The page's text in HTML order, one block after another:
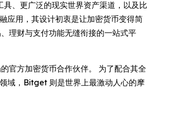
、更广泛的现实世界资产渠道，以及比
应用，其设计初衷是让加密货币变得简
理财与支付功能无缝衔接的一站式平
官方加密货币合作伙伴。 为了配合其全
域，Bitget 则是世界上最激动人心的摩